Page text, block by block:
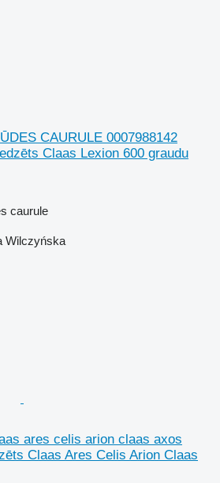
CAURULE 0007988142
Claas Lexion 600 graudu
caurule
Wilczyńska
ares celis arion claas axos
Claas Ares Celis Arion Claas